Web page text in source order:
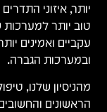
יותר, איזוני
טוב יותר
עקביים ואמינים
ובמערכות הגברה.
מהניסיון שלנו,
הראשונים